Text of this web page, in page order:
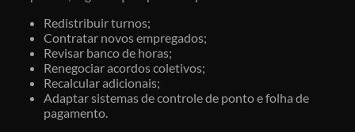
Redistribuir turnos;
Contratar novos empregados;
Revisar banco de horas;
Renegociar acordos coletivos;
Recalcular adicionais;
Adaptar sistemas de controle de ponto e folha de
pagamento.